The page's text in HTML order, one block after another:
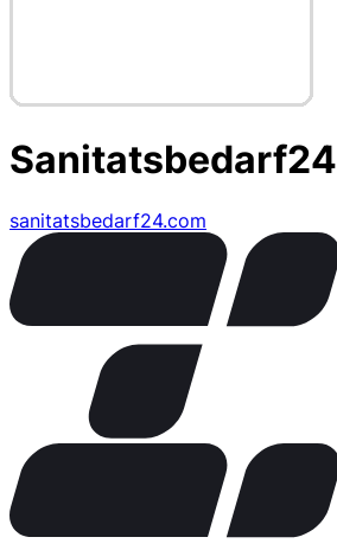
Sanitatsbedarf24
sanitatsbedarf24.com